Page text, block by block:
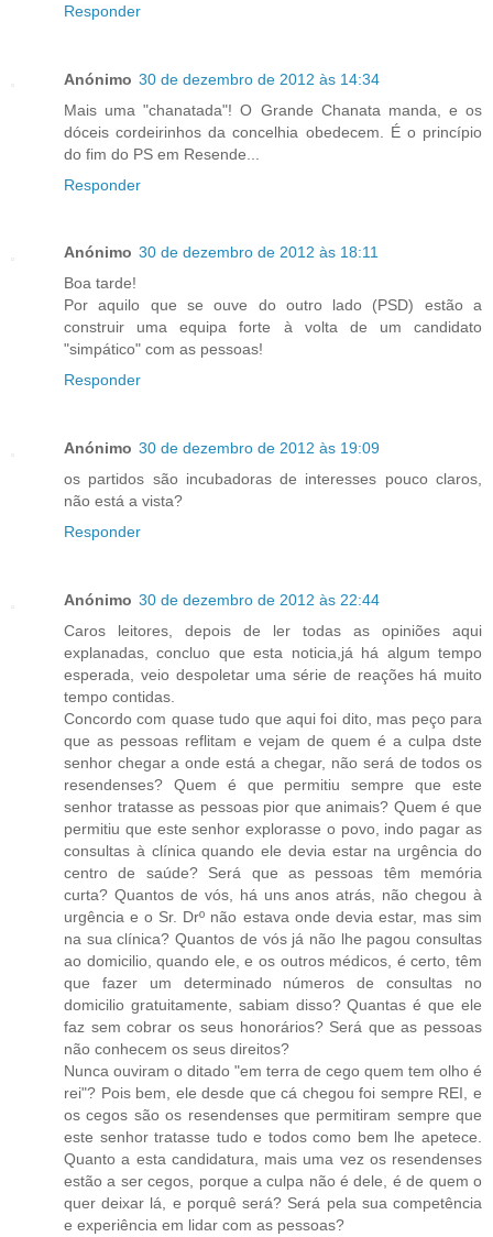
Responder
Anónimo 30 de dezembro de 2012 às 14:34
Mais uma "chanatada"! O Grande Chanata manda, e os
dóceis cordeirinhos da concelhia obedecem. É o princípio
do fim do PS em Resende...
Responder
Anónimo 30 de dezembro de 2012 às 18:11
Boa tarde!
Por aquilo que se ouve do outro lado (PSD) estão a
construir uma equipa forte à volta de um candidato
"simpático" com as pessoas!
Responder
Anónimo 30 de dezembro de 2012 às 19:09
os partidos são incubadoras de interesses pouco claros,
não está a vista?
Responder
Anónimo 30 de dezembro de 2012 às 22:44
Caros leitores, depois de ler todas as opiniões aqui
explanadas, concluo que esta noticia,já há algum tempo
esperada, veio despoletar uma série de reações há muito
tempo contidas.
Concordo com quase tudo que aqui foi dito, mas peço para
que as pessoas reflitam e vejam de quem é a culpa dste
senhor chegar a onde está a chegar, não será de todos os
resendenses? Quem é que permitiu sempre que este
senhor tratasse as pessoas pior que animais? Quem é que
permitiu que este senhor explorasse o povo, indo pagar as
consultas à clínica quando ele devia estar na urgência do
centro de saúde? Será que as pessoas têm memória
curta? Quantos de vós, há uns anos atrás, não chegou à
urgência e o Sr. Drº não estava onde devia estar, mas sim
na sua clínica? Quantos de vós já não lhe pagou consultas
ao domicilio, quando ele, e os outros médicos, é certo, têm
que fazer um determinado números de consultas no
domicilio gratuitamente, sabiam disso? Quantas é que ele
faz sem cobrar os seus honorários? Será que as pessoas
não conhecem os seus direitos?
Nunca ouviram o ditado "em terra de cego quem tem olho é
rei"? Pois bem, ele desde que cá chegou foi sempre REI, e
os cegos são os resendenses que permitiram sempre que
este senhor tratasse tudo e todos como bem lhe apetece.
Quanto a esta candidatura, mais uma vez os resendenses
estão a ser cegos, porque a culpa não é dele, é de quem o
quer deixar lá, e porquê será? Será pela sua competência
e experiência em lidar com as pessoas?